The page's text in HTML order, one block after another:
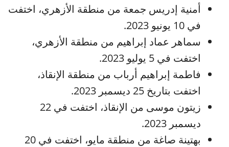
أمنية إدريس جمعة من منطقة الأزهري، اختفت
في 10 يونيو 2023.
سماهر عماد إبراهيم من منطقة الأزهري،
اختفت في 5 يوليو 2023.
فاطمة إبراهيم أرباب من منطقة الإنقاذ،
اختفت بتاريخ 25 ديسمبر 2023.
زيتون موسى من الإنقاذ، اختفت في 22
ديسمبر 2023.
بهتينة صاغة من منطقة مايو، اختفت في 20